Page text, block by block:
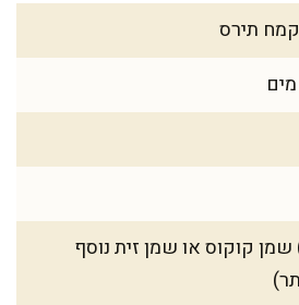
(60 מ"ל) שמן קוקוס או שמן זית נוסף